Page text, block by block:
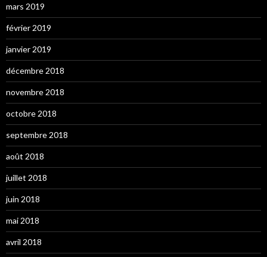
mars 2019
février 2019
janvier 2019
décembre 2018
novembre 2018
octobre 2018
septembre 2018
août 2018
juillet 2018
juin 2018
mai 2018
avril 2018